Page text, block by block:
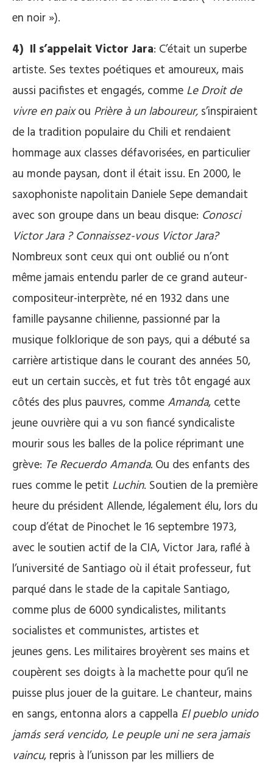
en noir »).
4) Il s’appelait Victor Jara: C’était un superbe
artiste. Ses textes poétiques et amoureux, mais
aussi pacifistes et engagés, comme Le Droit de
vivre en paixou Prière à un laboureur, s’inspiraient
de la tradition populaire du Chili et rendaient
hommage aux classes défavorisées, en particulier
au monde paysan, dont il était issu. En 2000, le
saxophoniste napolitain Daniele Sepe demandait
avec son groupe dans un beau disque: Conosci
Victor Jara ? Connaissez-vous Victor Jara?
Nombreux sont ceux qui ont oublié ou n’ont
même jamais entendu parler de ce grand auteur-
compositeur-interprète, né en 1932 dans une
famille paysanne chilienne, passionné par la
musique folklorique de son pays, qui a débuté sa
carrière artistique dans le courant des années 50,
eut un certain succès, et fut très tôt engagé aux
côtés des plus pauvres, comme Amanda, cette
jeune ouvrière qui a vu son fiancé syndicaliste
mourir sous les balles de la police réprimant une
grève: Te Recuerdo Amanda. Ou des enfants des
rues comme le petit Luchin. Soutien de la première
heure du président Allende, légalement élu, lors du
coup d’état de Pinochet le 16 septembre 1973,
avec le soutien actif de la CIA, Victor Jara, raflé à
l’université de Santiago où il était professeur, fut
parqué dans le stade de la capitale Santiago,
comme plus de 6000 syndicalistes, militants
socialistes et communistes, artistes et
jeunes gens. Les militaires broyèrent ses mains et
coupèrent ses doigts à la machette pour qu’il ne
puisse plus jouer de la guitare. Le chanteur, mains
en sangs, entonna alors a cappella El pueblo unido
jamás será vencido, Le peuple uni ne sera jamais
vaincu, repris à l’unisson par les milliers de